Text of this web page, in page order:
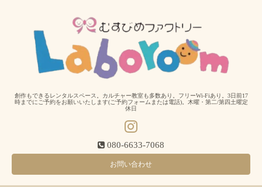
創作もできるレンタルスペース。カルチャー教室も多数あり。フリーWi-Fiあり。3日前17
時までにご予約をお願いいたします(ご予約フォームまたは電話)。木曜・第二/第四土曜定
休日
080-6633-7068
お問い合わせ